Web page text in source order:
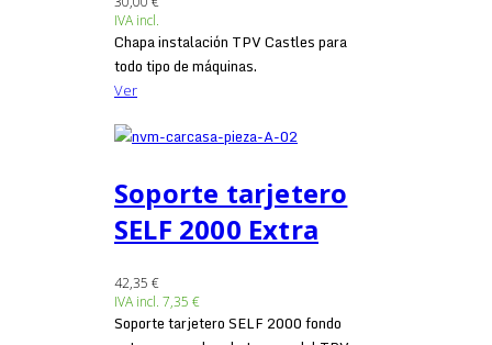
IVA incl.
Chapa instalación TPV Castles para
todo tipo de máquinas.
Ver
Soporte tarjetero
SELF 2000 Extra
42,35 €
IVA incl. 7,35 €
Soporte tarjetero SELF 2000 fondo